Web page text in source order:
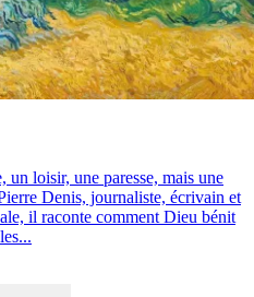
un loisir, une paresse, mais une
Denis, journaliste, écrivain et
il raconte comment Dieu bénit